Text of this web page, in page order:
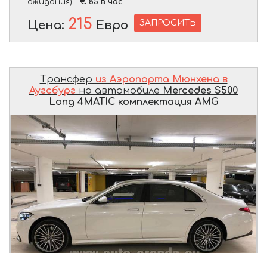
Цена: 215 Евро ЗАПРОСИТЬ
Трансфер из Аэропорта Мюнхена в
Аугсбург на автомобиле Mercedes S500
Long 4MATIC комплектация AMG